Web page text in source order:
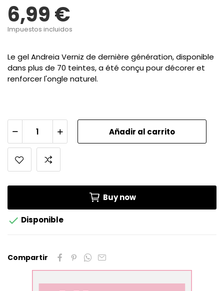
6,99 €
Impuestos incluidos
Le gel Andreia Verniz de dernière génération, disponible
dans plus de 70 teintes, a été conçu pour décorer et
renforcer l'ongle naturel.
Añadir al carrito
Buy now
 Disponible
Compartir